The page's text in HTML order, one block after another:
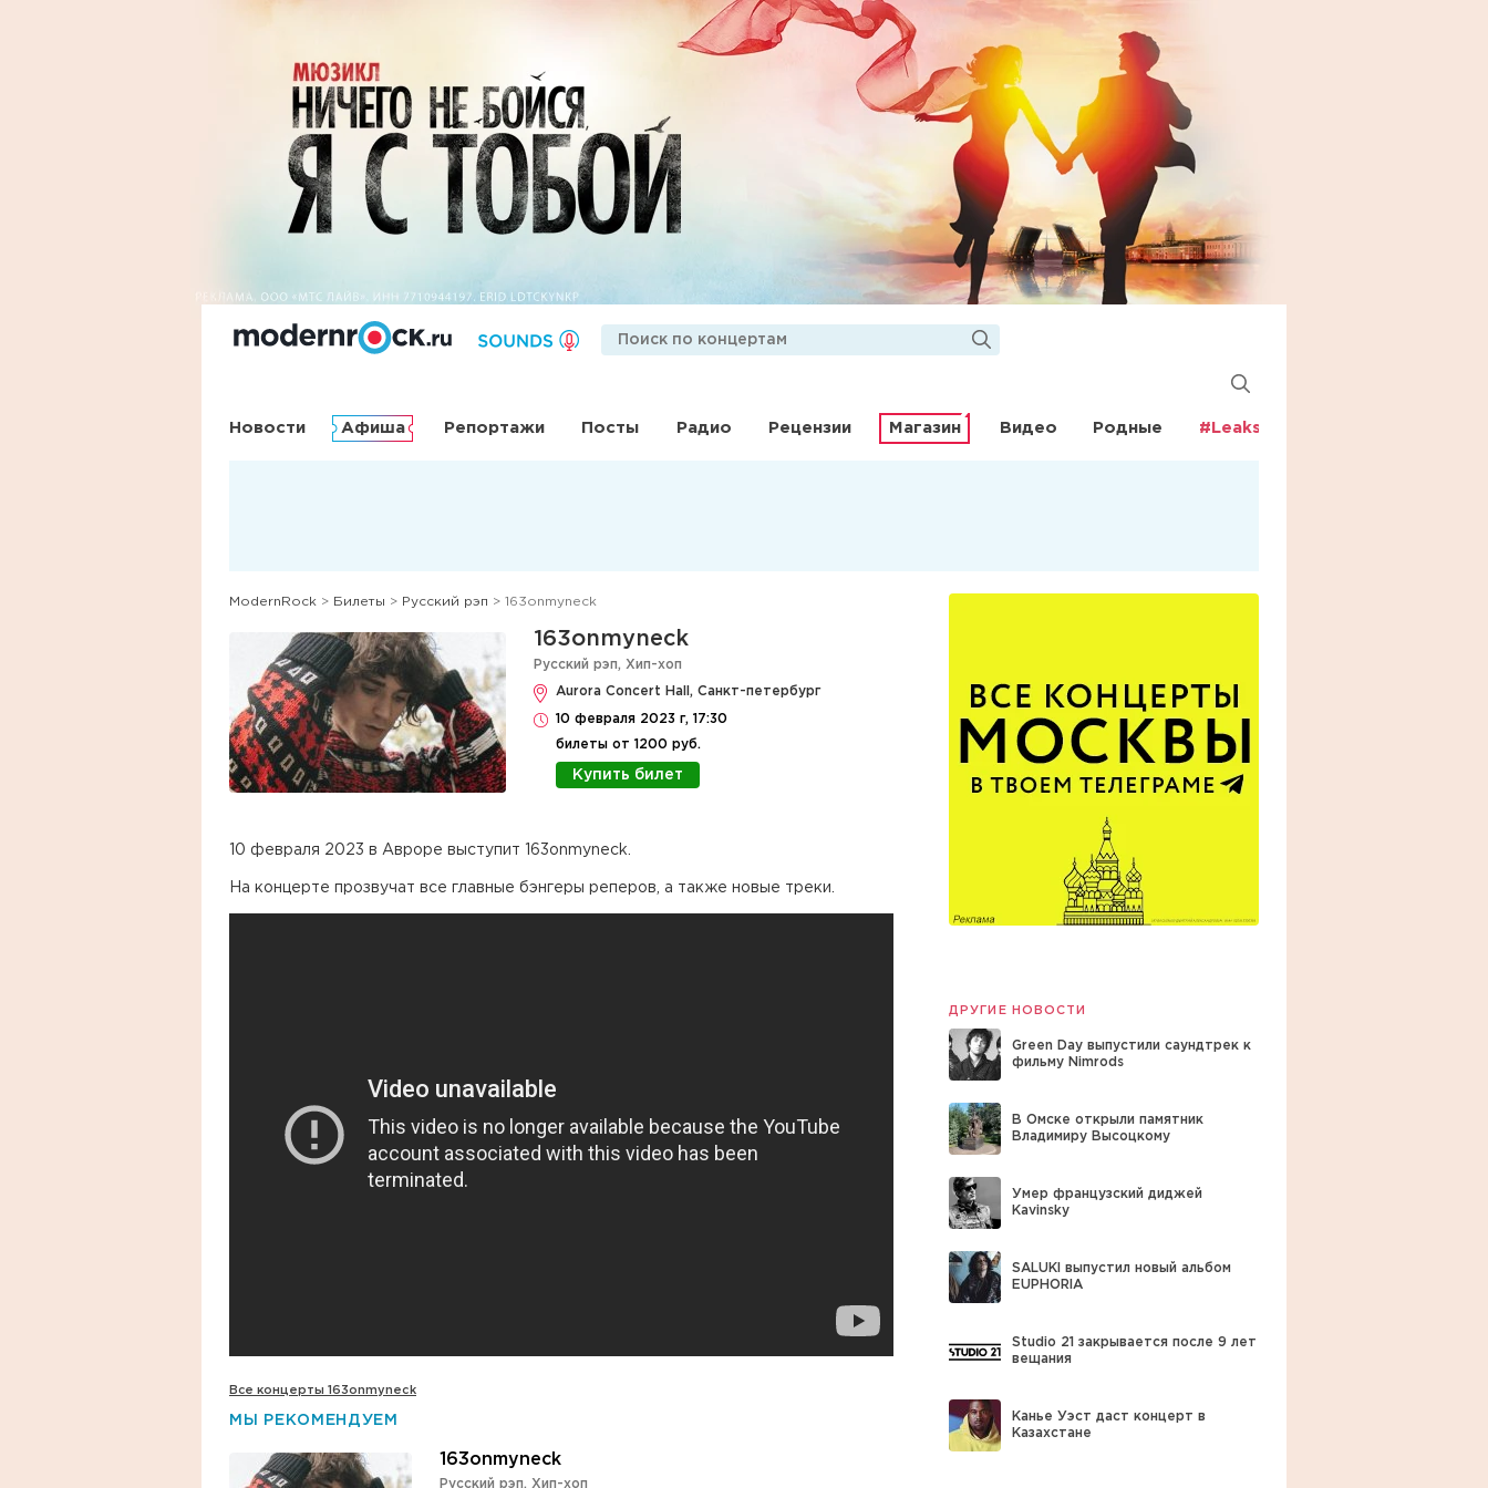
Новости Афиша Репортажи Посты Радио Рецензии Магазин Видео Родные #Leaks
ModernRock > Билеты > Русский рэп > 163onmyneck
163onmyneck
Русский рэп, Хип-хоп
Aurora Concert Hall, Санкт-петербург
10 февраля 2023 г, 17:30
билеты от 1200 руб.
Купить билет
10 февраля 2023 в Авроре выступит 163onmyneck.
На концерте прозвучат все главные бэнгеры реперов, а также новые треки.
Все концерты 163onmyneck
МЫ РЕКОМЕНДУЕМ
163onmyneck
Русский рэп, Хип-хоп
ДРУГИЕ НОВОСТИ
Green Day выпустили саундтрек к
фильму Nimrods
В Омске открыли памятник
Владимиру Высоцкому
Умер французский диджей
Kavinsky
SALUKI выпустил новый альбом
EUPHORIA
Studio 21 закрывается после 9 лет
вещания
Канье Уэст даст концерт в
Казахстане